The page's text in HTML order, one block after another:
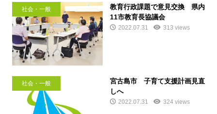
社会・一般
教育行政課題で意見交換 県内
11市教育長協議会
2022.07.31 313 views
社会・一般
宮古島市 子育て支援計画見直
しへ
2022.07.31 324 views